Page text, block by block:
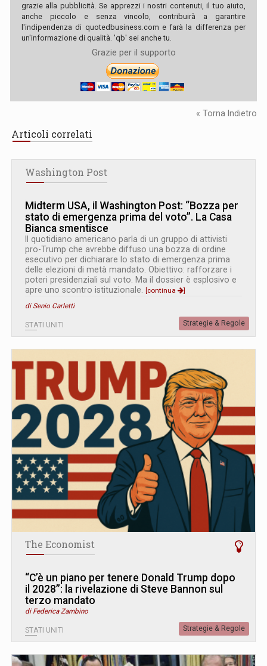
grazie alla pubblicità. Se apprezzi i nostri contenuti, il tuo aiuto,
anche piccolo e senza vincolo, contribuirà a garantire
l'indipendenza di quotedbusiness.com e farà la differenza per
un'informazione di qualità. 'qb' sei anche tu.
Grazie per il supporto
« Torna Indietro
Articoli correlati
Washington Post
Midterm USA, il Washington Post: “Bozza per
stato di emergenza prima del voto”. La Casa
Bianca smentisce
Il quotidiano americano parla di un gruppo di attivisti
pro-Trump che avrebbe diffuso una bozza di ordine
esecutivo per dichiarare lo stato di emergenza prima
delle elezioni di metà mandato. Obiettivo: rafforzare i
poteri presidenziali sul voto. Ma il dossier è esplosivo e
apre uno scontro istituzionale. [continua
]
di Senio Carletti
STATI UNITI Strategie & Regole
The Economist
“C’è un piano per tenere Donald Trump dopo
il 2028”: la rivelazione di Steve Bannon sul
terzo mandato
di Federica Zambino
STATI UNITI Strategie & Regole